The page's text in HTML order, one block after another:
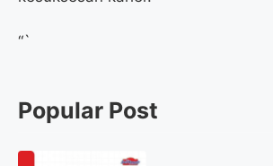
“`
Popular Post